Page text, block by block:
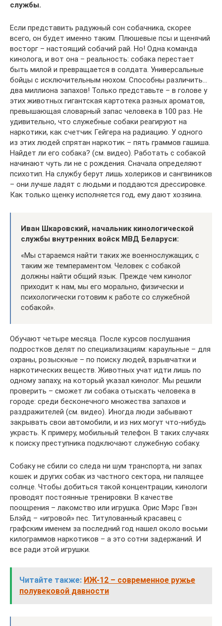
службы.
Если представить радужный сон собачника, скорее
всего, он будет именно таким. Плюшевые псы и щенячий
восторг – настоящий собачий рай. Но! Одна команда
кинолога, и вот она – реальность: собака перестает
быть милой и превращается в солдата. Универсальные
бойцы с исключительным нюхом. Способны различить…
два миллиона запахов! Только представьте – в голове у
этих животных гигантская картотека разных ароматов,
превышающая словарный запас человека в 100 раз. Не
удивительно, что служебные собаки реагируют на
наркотики, как счетчик Гейгера на радиацию. У одного
из этих людей спрятан наркотик – пять граммов гашиша.
Найдет ли его собака? (см. видео). Работать с собакой
начинают чуть ли не с рождения. Сначала определяют
психотип. На службу берут лишь холериков и сангвиников
– они лучше ладят с людьми и поддаются дрессировке.
Как только щенку исполняется год, ему дают хозяина.
Иван Шкаровский, начальник кинологической
службы внутренних войск МВД Беларуси:
«Мы стараемся найти таких же военнослужащих, с
таким же темпераментом. Человек с собакой
должны найти общий язык. Прежде чем кинолог
приходит к нам, мы его морально, физически и
психологически готовим к работе со служебной
собакой».
Обучают четыре месяца. После курсов послушания
подростков делят по специализациям: караульные – для
охраны, розыскные – по поиску людей, взрывчатки и
наркотических веществ. Животных учат идти лишь по
одному запаху, на который указал кинолог. Мы решили
проверить – сможет ли собака отыскать человека в
городе: среди бесконечного множества запахов и
раздражителей (см. видео). Иногда люди забывают
закрывать свои автомобили, и из них могут что-нибудь
украсть. К примеру, мобильный телефон. В таких случаях
к поиску преступника подключают служебную собаку.
Собаку не сбили со следа ни шум транспорта, ни запах
кошек и других собак из частного сектора, ни палящее
солнце. Чтобы добиться такой концентрации, кинологи
проводят постоянные тренировки. В качестве
поощрения – лакомство или игрушка. Орис Мэрс Гвэн
Блэйд – «игровой» пес. Титулованный красавец с
графским именем за последний год нашел около восьми
килограммов наркотиков – а это сотни задержаний. И
все ради этой игрушки.
Читайте также: ИЖ-12 – современное ружье
полувековой давности